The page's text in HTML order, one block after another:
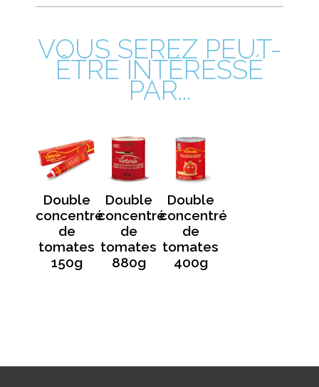
VOUS SEREZ PEUT-
ÊTRE INTÉRESSÉ
PAR...
Double
concentré
de
tomates
150g
Double
concentré
de
tomates
880g
Double
concentré
de
tomates
400g